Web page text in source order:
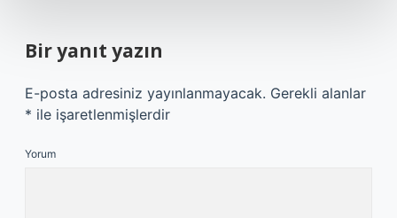
Bir yanıt yazın
E-posta adresiniz yayınlanmayacak. Gerekli alanlar
* ile işaretlenmişlerdir
Yorum